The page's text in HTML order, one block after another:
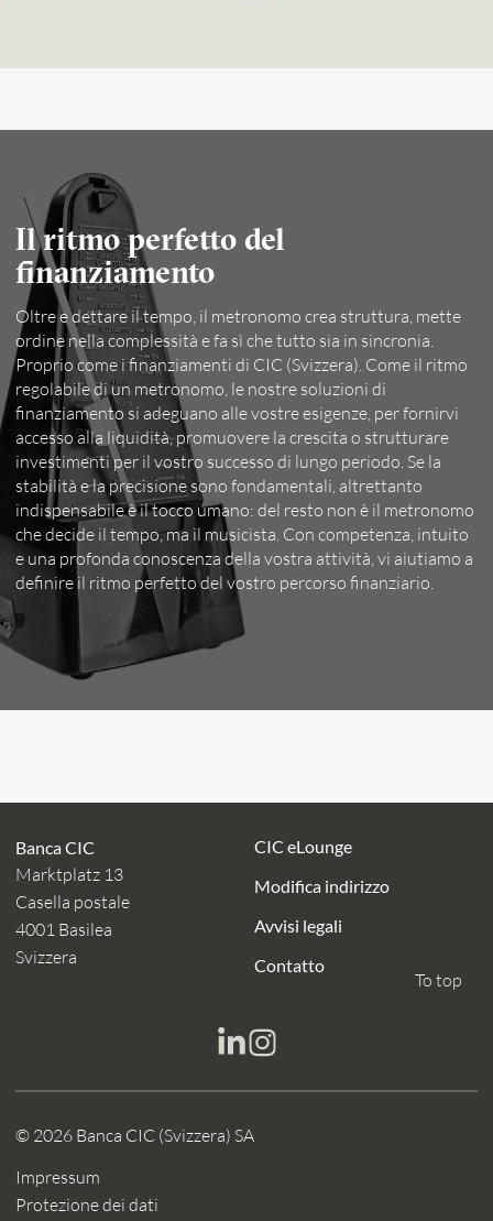
Il ritmo perfetto del
finanziamento
Oltre e dettare il tempo, il metronomo crea struttura, mette
ordine nella complessità e fa sì che tutto sia in sincronia.
Proprio come i finanziamenti di CIC (Svizzera). Come il ritmo
regolabile di un metronomo, le nostre soluzioni di
finanziamento si adeguano alle vostre esigenze, per fornirvi
accesso alla liquidità, promuovere la crescita o strutturare
investimenti per il vostro successo di lungo periodo. Se la
stabilità e la precisione sono fondamentali, altrettanto
indispensabile è il tocco umano: del resto non è il metronomo
che decide il tempo, ma il musicista. Con competenza, intuito
e una profonda conoscenza della vostra attività, vi aiutiamo a
definire il ritmo perfetto del vostro percorso finanziario.
Banca CIC
Marktplatz 13
Casella postale
4001 Basilea
Svizzera
CIC eLounge
Modifica indirizzo
Avvisi legali
Contatto
© 2026 Banca CIC (Svizzera) SA
Impressum
Protezione dei dati
To top